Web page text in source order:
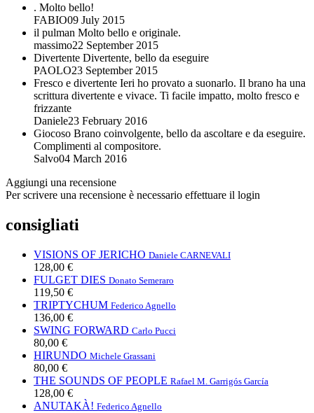
. Molto bello!
FABIO09 July 2015
il pulman Molto bello e originale.
massimo22 September 2015
Divertente Divertente, bello da eseguire
PAOLO23 September 2015
Fresco e divertente Ieri ho provato a suonarlo. Il brano ha una
scrittura divertente e vivace. Ti facile impatto, molto fresco e
frizzante
Daniele23 February 2016
Giocoso Brano coinvolgente, bello da ascoltare e da eseguire.
Complimenti al compositore.
Salvo04 March 2016
Aggiungi una recensione
Per scrivere una recensione è necessario effettuare il login
consigliati
VISIONS OF JERICHO Daniele CARNEVALI
128,00 €
FULGET DIES Donato Semeraro
119,50 €
TRIPTYCHUM Federico Agnello
136,00 €
SWING FORWARD Carlo Pucci
80,00 €
HIRUNDO Michele Grassani
80,00 €
THE SOUNDS OF PEOPLE Rafael M. Garrigós García
128,00 €
ANUTAKÀ! Federico Agnello